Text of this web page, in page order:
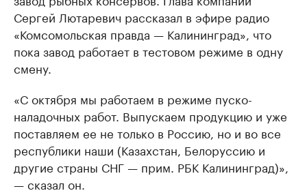
Сергей Лютаревич рассказал в эфире радио
«Комсомольская правда — Калининград», что
пока завод работает в тестовом режиме в одну
смену.
«С октября мы работаем в режиме пуско-
наладочных работ. Выпускаем продукцию и уже
поставляем ее не только в Россию, но и во все
республики наши (Казахстан, Белоруссию и
другие страны СНГ — прим. РБК Калининград)»,
— сказал он.